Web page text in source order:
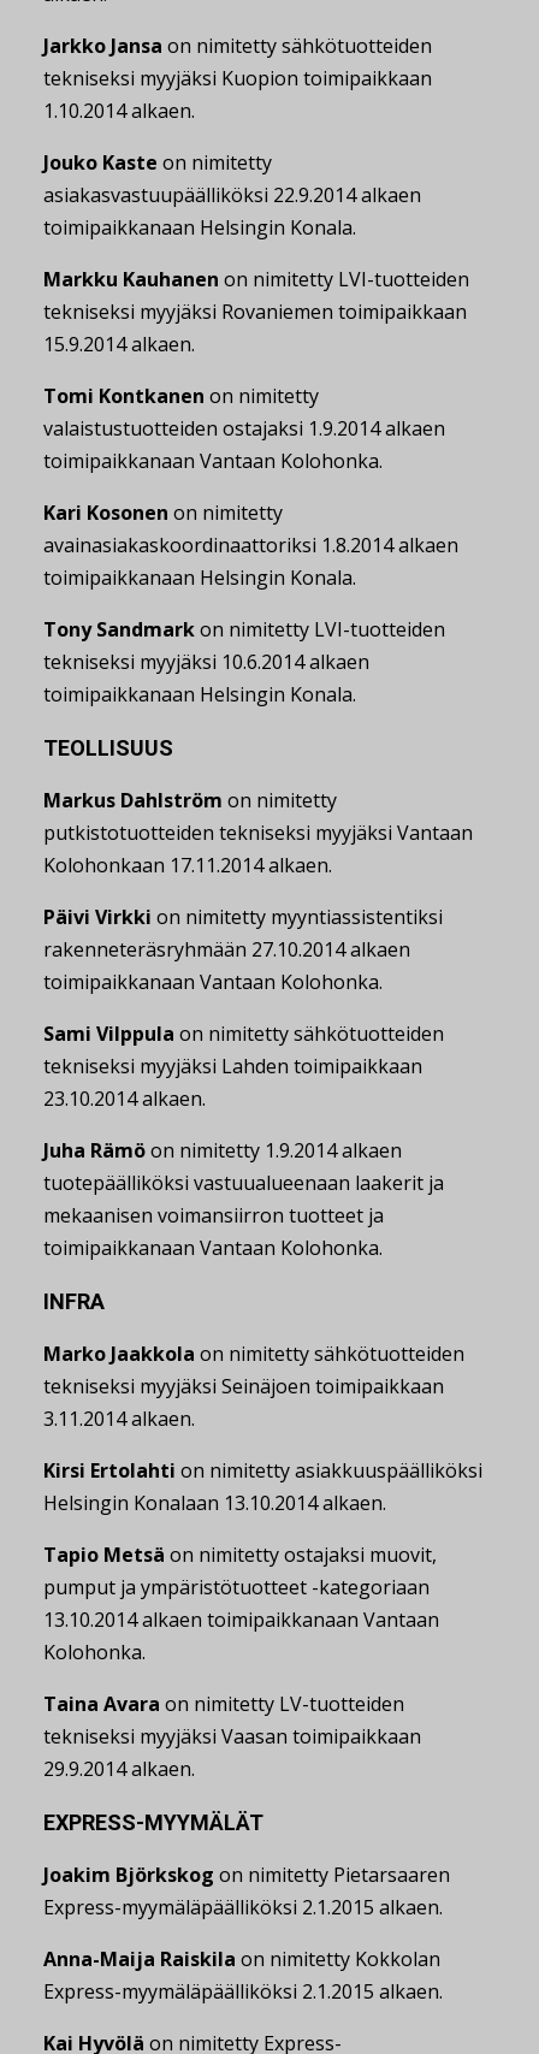
Jarkko Jansa on nimitetty sähkötuotteiden
tekniseksi myyjäksi Kuopion toimipaikkaan
1.10.2014 alkaen.
Jouko Kaste on nimitetty
asiakasvastuupäälliköksi 22.9.2014 alkaen
toimipaikkanaan Helsingin Konala.
Markku Kauhanen on nimitetty LVI-tuotteiden
tekniseksi myyjäksi Rovaniemen toimipaikkaan
15.9.2014 alkaen.
Tomi Kontkanen on nimitetty
valaistustuotteiden ostajaksi 1.9.2014 alkaen
toimipaikkanaan Vantaan Kolohonka.
Kari Kosonen on nimitetty
avainasiakaskoordinaattoriksi 1.8.2014 alkaen
toimipaikkanaan Helsingin Konala.
Tony Sandmarkon nimitetty LVI-tuotteiden
tekniseksi myyjäksi 10.6.2014 alkaen
toimipaikkanaan Helsingin Konala.
TEOLLISUUS
Markus Dahlström on nimitetty
putkistotuotteiden tekniseksi myyjäksi Vantaan
Kolohonkaan 17.11.2014 alkaen.
Päivi Virkki on nimitetty myyntiassistentiksi
rakenneteräsryhmään 27.10.2014 alkaen
toimipaikkanaan Vantaan Kolohonka.
Sami Vilppula on nimitetty sähkötuotteiden
tekniseksi myyjäksi Lahden toimipaikkaan
23.10.2014 alkaen.
Juha Rämöon nimitetty 1.9.2014 alkaen
tuotepäälliköksi vastuualueenaan laakerit ja
mekaanisen voimansiirron tuotteet ja
toimipaikkanaan Vantaan Kolohonka.
INFRA
Marko Jaakkola on nimitetty sähkötuotteiden
tekniseksi myyjäksi Seinäjoen toimipaikkaan
3.11.2014 alkaen.
Kirsi Ertolahti on nimitetty asiakkuuspäälliköksi
Helsingin Konalaan 13.10.2014 alkaen.
Tapio Metsä on nimitetty ostajaksi muovit,
pumput ja ympäristötuotteet -kategoriaan
13.10.2014 alkaen toimipaikkanaan Vantaan
Kolohonka.
Taina Avara on nimitetty LV-tuotteiden
tekniseksi myyjäksi Vaasan toimipaikkaan
29.9.2014 alkaen.
EXPRESS-MYYMÄLÄT
Joakim Björkskog on nimitetty Pietarsaaren
Express-myymäläpäälliköksi 2.1.2015 alkaen.
Anna-Maija Raiskila on nimitetty Kokkolan
Express-myymäläpäälliköksi 2.1.2015 alkaen.
Kai Hyvölä on nimitetty Express-